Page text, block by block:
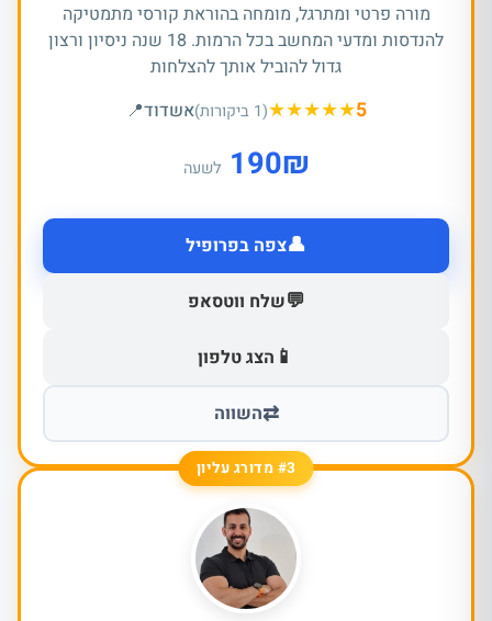
מורה פרטי ומתרגל, מומחה בהוראת קורסי מתמטיקה
להנדסות ומדעי המחשב בכל הרמות. 18 שנה ניסיון ורצון
גדול להוביל אותך להצלחות
(1 ביקורות)★★★★★5 אשדוד📍
₪
190 לשעה
👤צפה בפרופיל
💬שלח ווטסאפ
📱 הצג טלפון
⇄השווה
#3 מדורג עליון